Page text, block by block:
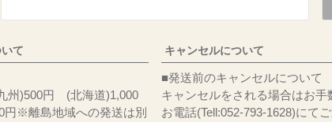
て
いて
州)500円 (北海道)1,000
※離島地域への発送は別
キャンセルについて
■発送前のキャンセルについて
キャンセルをされる場合はお手
お電話(Tell:052-793-1628)にて